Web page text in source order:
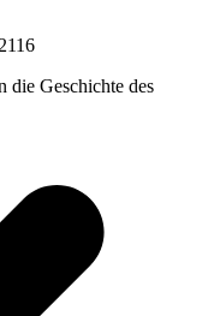
Geschichte des